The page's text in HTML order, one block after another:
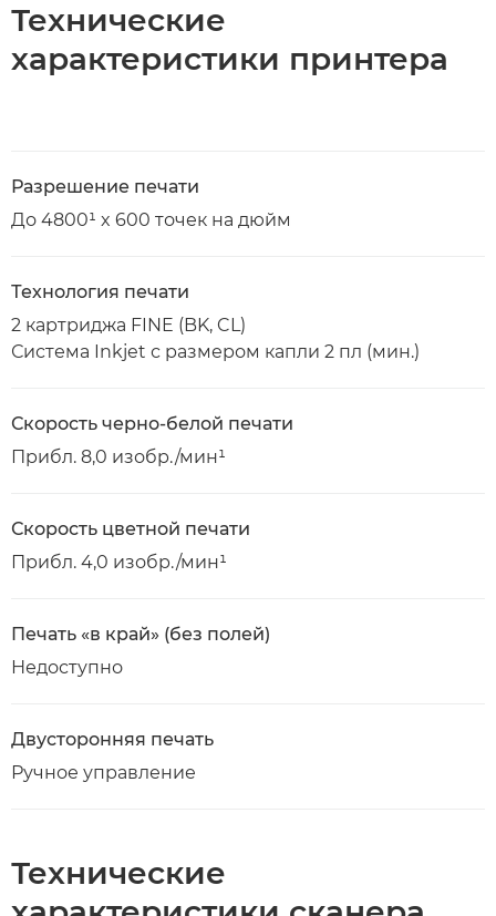
Технические
характеристики принтера
Разрешение печати
До 4800¹ x 600 точек на дюйм
Технология печати
2 картриджа FINE (BK, CL)
Система Inkjet с размером капли 2 пл (мин.)
Скорость черно-белой печати
Прибл. 8,0 изобр./мин¹
Скорость цветной печати
Прибл. 4,0 изобр./мин¹
Печать «в край» (без полей)
Недоступно
Двусторонняя печать
Ручное управление
Технические